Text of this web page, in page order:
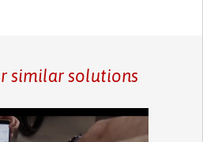
similar solutions